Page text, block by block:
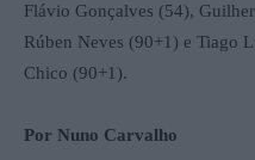
Flávio Gonçalves (54),
Rúben Neves (90+1) e Tiago
Chico (90+1).
Por Nuno Carvalho